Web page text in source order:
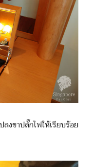
ลงขาปลั๊กไฟให้เรียบร้อย